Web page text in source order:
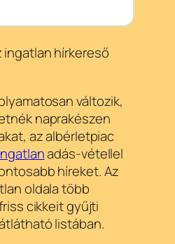
hírkereső
változik,
naprakészen
az albérletpiac
adás-vétellel
híreket. Az
oldala több
cikkeit gyűjti
listában.